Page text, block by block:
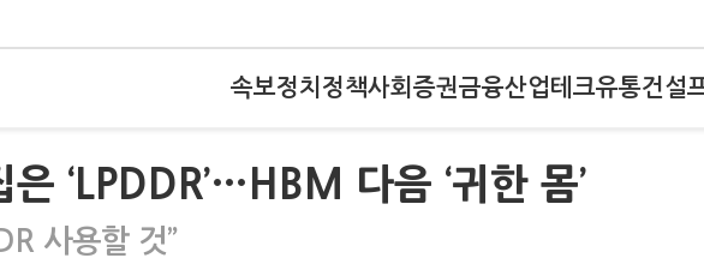
속보정치 정책사회 증권금융산업테크유통건설
‘LPDDR’…HBM 다음 ‘귀한 몸’
사용할 것”